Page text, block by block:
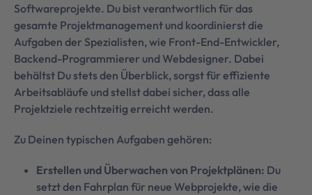
Softwareprojekte. Du bist verantwortlich für das
gesamte Projektmanagement und koordinierst die
Aufgaben der Spezialisten, wie Front-End-Entwickler,
Backend-Programmierer und Webdesigner. Dabei
behältst Du stets den Überblick, sorgst für effiziente
Arbeitsabläufe und stellst dabei sicher, dass alle
Projektziele rechtzeitig erreicht werden.
Zu Deinen typischen Aufgaben gehören:
Erstellen und Überwachen von Projektplänen: Du
setzt den Fahrplan für neue Webprojekte, wie die